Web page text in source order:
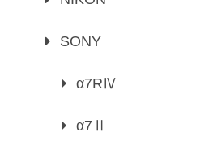
SONY
α7RⅣ
α7Ⅱ